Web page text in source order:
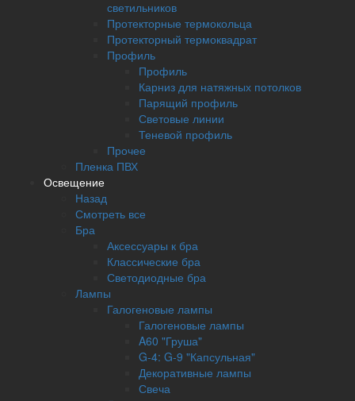
светильников
Протекторные термокольца
Протекторный термоквадрат
Профиль
Профиль
Карниз для натяжных потолков
Парящий профиль
Световые линии
Теневой профиль
Прочее
Пленка ПВХ
Освещение
Назад
Смотреть все
Бра
Аксессуары к бра
Классические бра
Светодиодные бра
Лампы
Галогеновые лампы
Галогеновые лампы
A60 "Груша"
G-4: G-9 "Капсульная"
Декоративные лампы
Свеча